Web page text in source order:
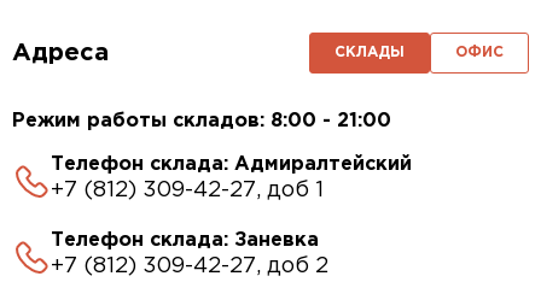
Адреса СКЛАДЫ ОФИС
Режим работы складов: 8:00 - 21:00
Телефон склада: Адмиралтейский
+7 (812) 309-42-27, доб 1
Телефон склада: Заневка
+7 (812) 309-42-27, доб 2